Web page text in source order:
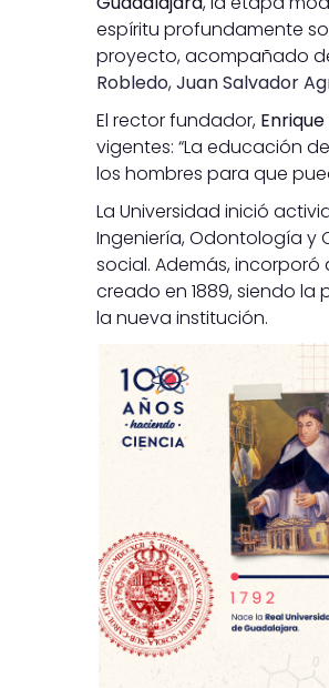
espíritu profundamente
proyecto, acompañado
Robledo,Juan Salvador
El rector fundador,
vigentes: “La educación
los hombres para que
La Universidad inició
Ingeniería, Odontología y
social. Además, incorporó
creado en 1889, siendo
la nueva institución.